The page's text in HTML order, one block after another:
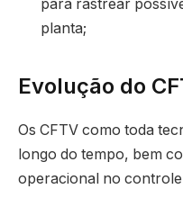
para rastrear
planta;
Evolução do
Os CFTV como toda
longo do tempo, bem
operacional no controle